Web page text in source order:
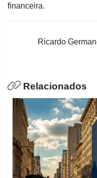
financeira.
Ricardo
Relacionados